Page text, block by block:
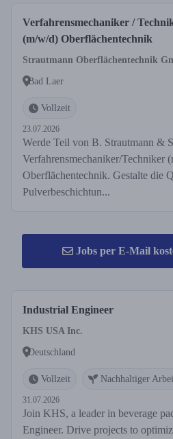
Verfahrensmechaniker /
(m/w/d) Oberflächentechnik
Strautmann Oberflächentechnik
Bad Laer
Vollzeit
23.07.2026
Werde Teil von B. Strautmann &
Verfahrensmechaniker/Techniker
Oberflächentechnik. Gestalte die
Pulverbeschichtun...
Jobs per E-Mail
Industrial Engineer
KHS USA Inc.
Deutschland
Vollzeit Nachhaltiger
31.07.2026
Join KHS, a leader in beverage
Engineer. Drive projects to